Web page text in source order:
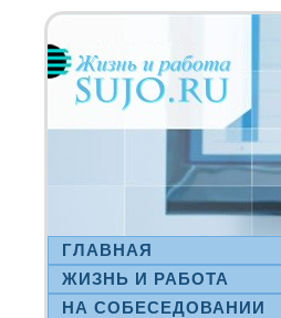
ГЛАВНАЯ
ЖИЗНЬ И РАБОТА
НА СΟБЕСЕДОВАНИИ